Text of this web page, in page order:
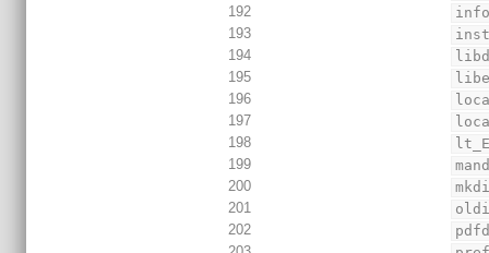
192
193
194
195
196
197
198
199
200
201
202